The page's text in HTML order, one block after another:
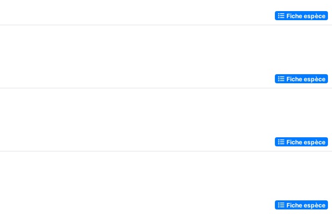
Fiche espèce
Fiche espèce
Fiche espèce
Fiche espèce